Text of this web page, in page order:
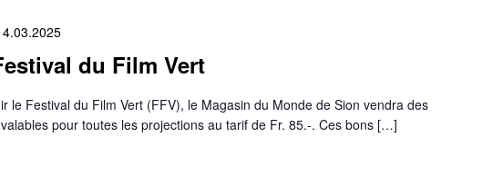
du Film Vert
le Festival du Film Vert (FFV), le Magasin du Monde de Sion vendra des
pour toutes les projections au tarif de Fr. 85.-. Ces bons […]